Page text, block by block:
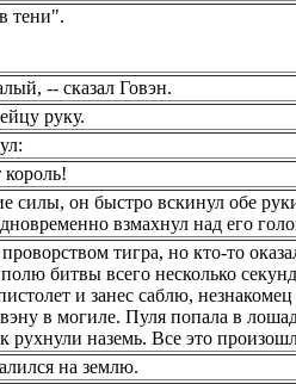
тени".
-- сказал Говэн.
руку.
король!
силы, он быстро вскинул обе
взмахнул над его
тигра, но кто-то
битвы всего несколько
и занес саблю,
в могиле. Пуля попала в
рухнули наземь. Все это
на землю.